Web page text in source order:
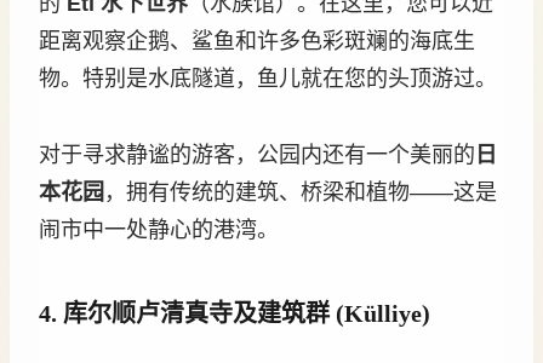
距离观察企鹅、鲨鱼和许多色彩斑斓的海底生
物。特别是水底隧道，鱼儿就在您的头顶游过。
对于寻求静谧的游客，公园内还有一个美丽的 日
本花园 ，拥有传统的建筑、桥梁和植物——这是
闹市中一处静心的港湾。
4. 库尔顺卢清真寺及建筑群 (Külliye)